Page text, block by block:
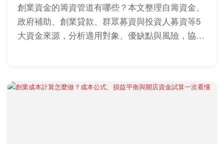
創業資金的籌資管道有哪些？本文整理自籌資金、
政府補助、創業貸款、群眾募資與投資人募資等5
大資金來源，分析適用對象、優缺點與風險，協助